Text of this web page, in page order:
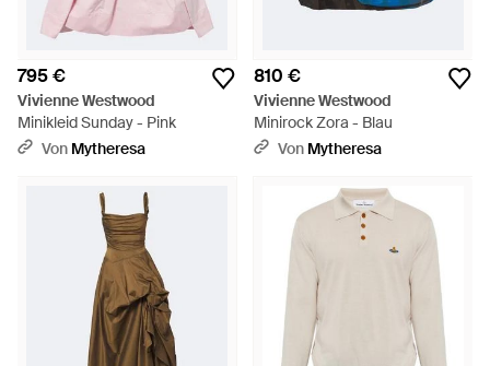
795 €
Vivienne Westwood
Minikleid Sunday - Pink
Von Mytheresa
810 €
Vivienne Westwood
Minirock Zora - Blau
Von Mytheresa